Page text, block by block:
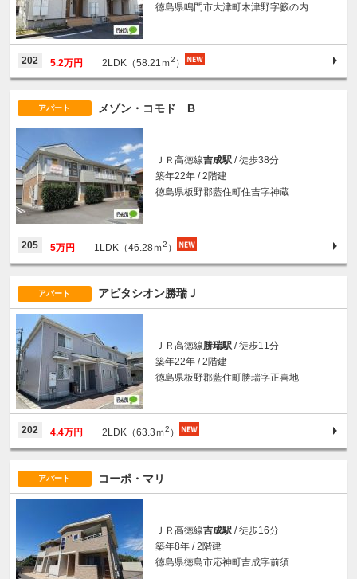
徳島県鳴門市大津町木津野字籔の内
202 5.2万円 2LDK（58.21ｍ2 ）
アパート メゾン・コモド B
ＪＲ高徳線吉成駅 / 徒歩38分
築年22年 / 2階建
徳島県板野郡藍住町住吉字神蔵
205 5万円 1LDK（46.28ｍ2 ）
アパート アビタシオン勝瑞Ｊ
ＪＲ高徳線 勝瑞駅 / 徒歩11分
築年22年 / 2階建
徳島県板野郡藍住町勝瑞字正喜地
202 4.4万円 2LDK（63.3ｍ2 ）
アパート コーポ・マリ
ＪＲ高徳線吉成駅 / 徒歩16分
築年8年 / 2階建
徳島県徳島市応神町吉成字前須